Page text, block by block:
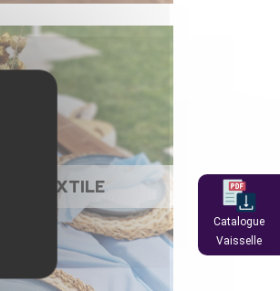
ET TEXTILE
Catalogue
Vaisselle